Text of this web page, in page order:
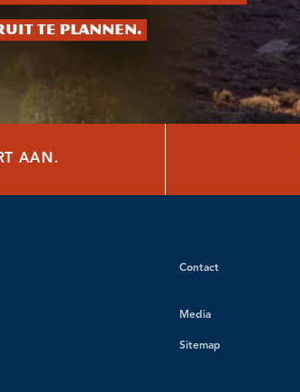
te plannen.
AAN.
Contact
Media
Sitemap